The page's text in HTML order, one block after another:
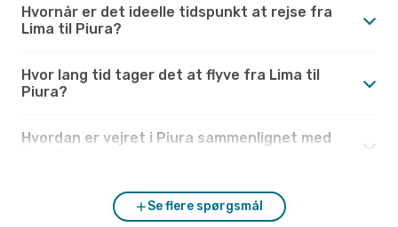
Hvornår er det ideelle tidspunkt at rejse fra
Lima til Piura?
Hvor lang tid tager det at flyve fra Lima til
Piura?
Hvordan er vejret i Piura sammenlignet med
Se flere spørgsmål